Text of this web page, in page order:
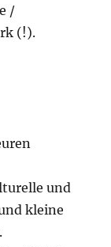
/
(!).
und
kleine